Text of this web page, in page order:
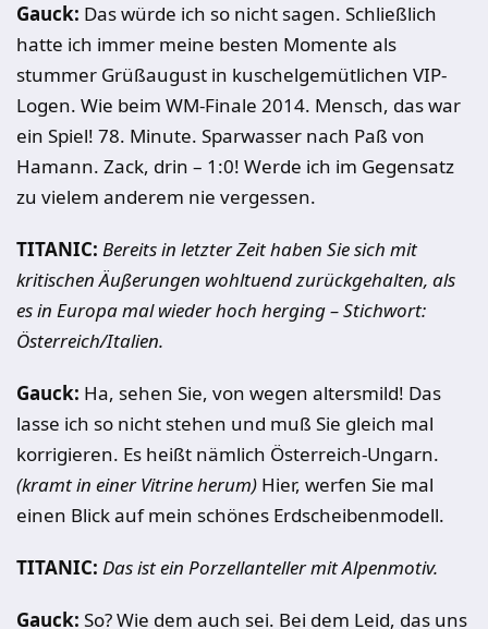
Gauck: Das würde ich so nicht sagen. Schließlich
hatte ich immer meine besten Momente als
stummer Grüßaugust in kuschelgemütlichen VIP-
Logen. Wie beim WM-Finale 2014. Mensch, das war
ein Spiel! 78. Minute. Sparwasser nach Paß von
Hamann. Zack, drin – 1:0! Werde ich im Gegensatz
zu vielem anderem nie vergessen.
TITANIC: Bereits in letzter Zeit haben Sie sich mit
kritischen Äußerungen wohltuend zurückgehalten, als
es in Europa mal wieder hoch herging – Stichwort:
Österreich/Italien.
Gauck: Ha, sehen Sie, von wegen altersmild! Das
lasse ich so nicht stehen und muß Sie gleich mal
korrigieren. Es heißt nämlich Österreich-Ungarn.
(kramt in einer Vitrine herum) Hier, werfen Sie mal
einen Blick auf mein schönes Erdscheibenmodell.
TITANIC: Das ist ein Porzellanteller mit Alpenmotiv.
Gauck: So? Wie dem auch sei. Bei dem Leid, das uns